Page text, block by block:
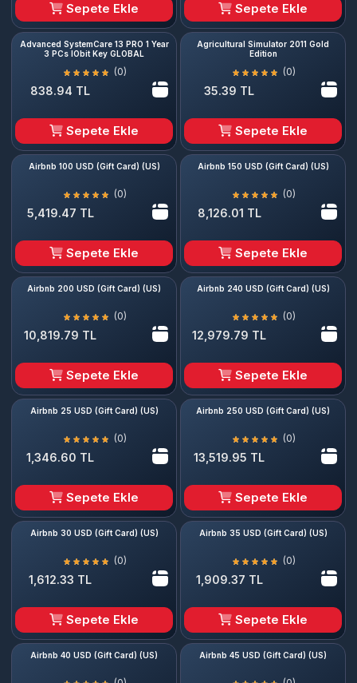
Sepete Ekle Sepete Ekle
Advanced SystemCare 13 PRO 1 Year
3 PCs IObit Key GLOBAL
(0)
838.94 TL
Sepete Ekle
Agricultural Simulator 2011 Gold
Edition
(0)
35.39 TL
Sepete Ekle
Airbnb 100 USD (Gift Card) (US)
(0)
5,419.47 TL
Sepete Ekle
Airbnb 150 USD (Gift Card) (US)
(0)
8,126.01 TL
Sepete Ekle
Airbnb 200 USD (Gift Card) (US)
(0)
10,819.79 TL
Sepete Ekle
Airbnb 240 USD (Gift Card) (US)
(0)
12,979.79 TL
Sepete Ekle
Airbnb 25 USD (Gift Card) (US)
(0)
1,346.60 TL
Sepete Ekle
Airbnb 250 USD (Gift Card) (US)
(0)
13,519.95 TL
Sepete Ekle
Airbnb 30 USD (Gift Card) (US)
(0)
1,612.33 TL
Sepete Ekle
Airbnb 35 USD (Gift Card) (US)
(0)
1,909.37 TL
Sepete Ekle
Airbnb 40 USD (Gift Card) (US) Airbnb 45 USD (Gift Card) (US)